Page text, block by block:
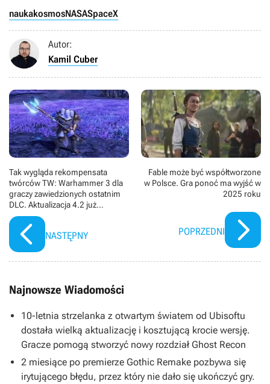
naukakosmosNASASpaceX
Autor:
Kamil Cuber
Tak wygląda rekompensata
twórców TW: Warhammer 3 dla
graczy zawiedzionych ostatnim
DLC. Aktualizacja 4.2 już
dostępna
NASTĘPNY
Fable może być współtworzone
w Polsce. Gra ponoć ma wyjść w
2025 roku
POPRZEDNI
Najnowsze Wiadomości
10-letnia strzelanka z otwartym światem od Ubisoftu
dostała wielką aktualizację i kosztującą krocie wersję.
Gracze pomogą stworzyć nowy rozdział Ghost Recon
2 miesiące po premierze Gothic Remake pozbywa się
irytującego błędu, przez który nie dało się ukończyć gry.